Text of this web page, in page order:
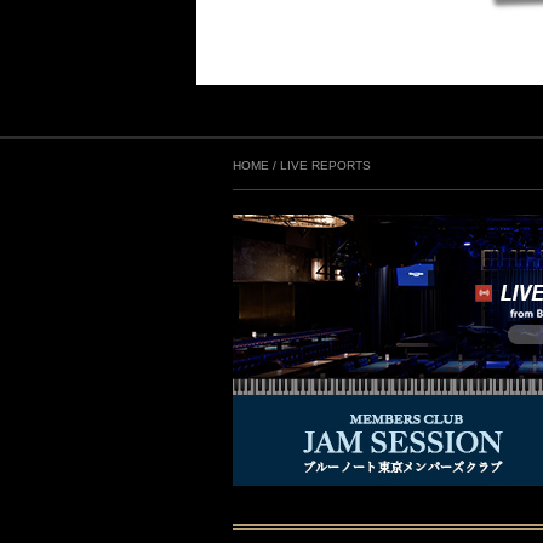
HOME / LIVE REPORTS